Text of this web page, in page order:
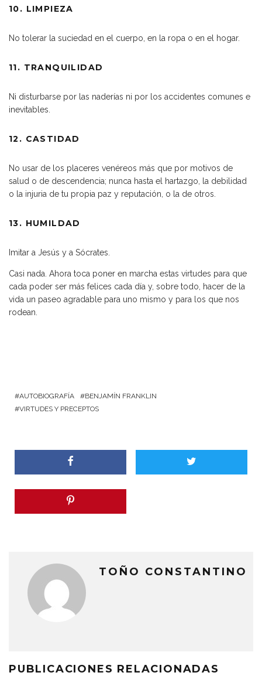
10. LIMPIEZA
No tolerar la suciedad en el cuerpo, en la ropa o en el hogar.
11. TRANQUILIDAD
Ni disturbarse por las naderías ni por los accidentes comunes e
inevitables.
12. CASTIDAD
No usar de los placeres venéreos más que por motivos de
salud o de descendencia; nunca hasta el hartazgo, la debilidad
o la injuria de tu propia paz y reputación, o la de otros.
13. HUMILDAD
Imitar a Jesús y a Sócrates.
Casi nada. Ahora toca poner en marcha estas virtudes para que
cada poder ser más felices cada día y, sobre todo, hacer de la
vida un paseo agradable para uno mismo y para los que nos
rodean.
AUTOBIOGRAFÍA
BENJAMÍN FRANKLIN
VIRTUDES Y PRECEPTOS
TOÑO CONSTANTINO
PUBLICACIONES RELACIONADAS